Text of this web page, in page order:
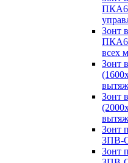
Зонт
всех
Зонт
Зонт
Зонт
ЗПВ-
Зонт